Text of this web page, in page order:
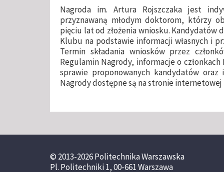
Nagroda im. Artura Rojszczaka jest
przyznawaną młodym doktorom, którzy
pięciu lat od złożenia wniosku. Kandydatów
Klubu na podstawie informacji własnych i
Termin składania wniosków przez
Regulamin Nagrody, informacje o
sprawie proponowanych kandydatów
Nagrody dostępne są na stronie
© 2013-2026 Politechnika Warszawska
Pl. Politechniki 1, 00-661 Warszawa